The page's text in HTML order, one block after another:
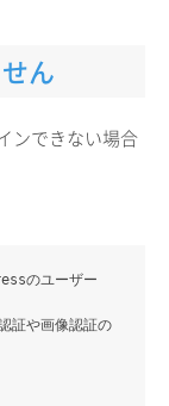
ん
ンできない場合
のユーザー
証や画像認証の